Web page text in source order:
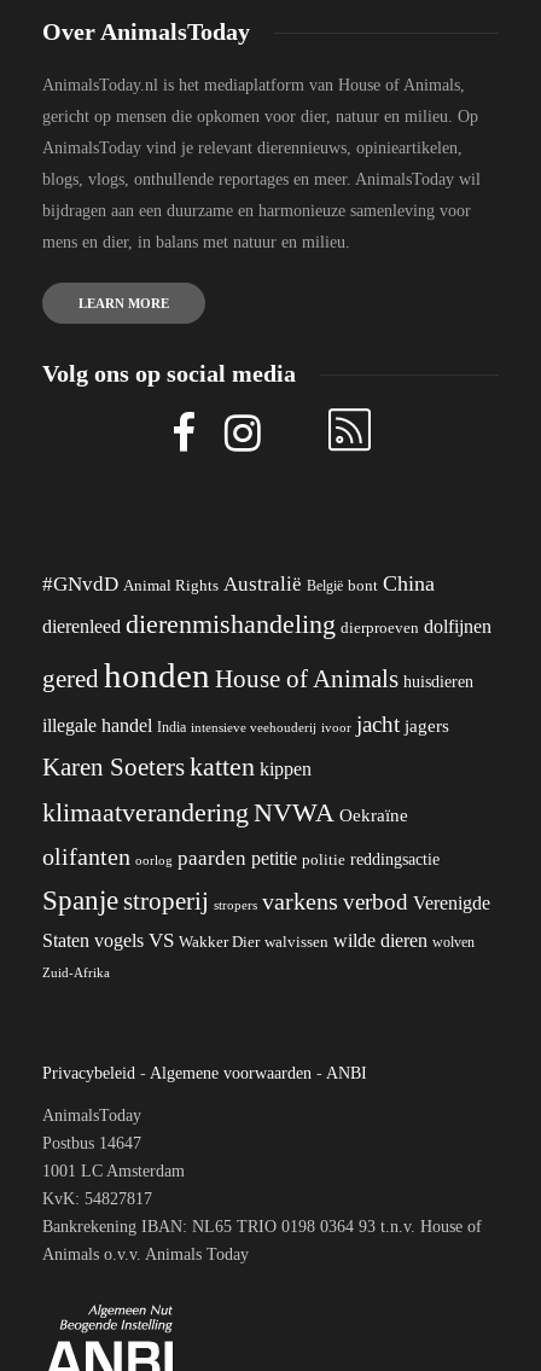
Over AnimalsToday
AnimalsToday.nl is het mediaplatform van House of Animals,
gericht op mensen die opkomen voor dier, natuur en milieu. Op
AnimalsToday vind je relevant dierennieuws, opinieartikelen,
blogs, vlogs, onthullende reportages en meer. AnimalsToday wil
bijdragen aan een duurzame en harmonieuze samenleving voor
mens en dier, in balans met natuur en milieu.
LEARN MORE
Volg ons op social media
#GNvdD Animal Rights Australië België bont China
dierenleed dierenmishandeling dierproeven dolfijnen
geredhonden House of Animals huisdieren
illegale handel India intensieve veehouderij ivoor jacht jagers
Karen Soeterskatten kippen
klimaatverandering NVWA Oekraïne
olifanten oorlog paarden petitie politie reddingsactie
Spanjestroperij stropers varkens verbod Verenigde
Staten vogels VS Wakker Dier walvissen wilde dieren wolven
Zuid-Afrika
Privacybeleid - Algemene voorwaarden - ANBI
AnimalsToday
Postbus 14647
1001 LC Amsterdam
KvK: 54827817
Bankrekening IBAN: NL65 TRIO 0198 0364 93 t.n.v. House of
Animals o.v.v. Animals Today